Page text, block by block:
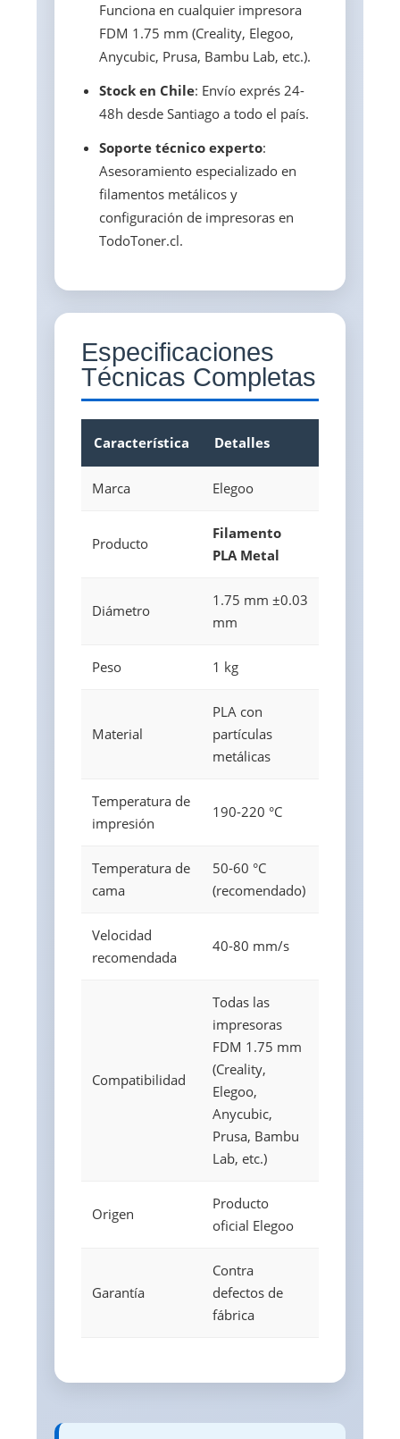
Funciona en cualquier impresora
FDM 1.75 mm (Creality, Elegoo,
Anycubic, Prusa, Bambu Lab, etc.).
Stock en Chile: Envío exprés 24-
48h desde Santiago a todo el país.
Soporte técnico experto:
Asesoramiento especializado en
filamentos metálicos y
configuración de impresoras en
TodoToner.cl.
Especificaciones
Técnicas Completas
Característica Detalles
Marca Elegoo
Producto
Filamento
PLA Metal
Diámetro
1.75 mm ±0.03
mm
Peso 1 kg
Material
PLA con
partículas
metálicas
Temperatura de
impresión
190-220 °C
Temperatura de
cama
50-60 °C
(recomendado)
Velocidad
recomendada
40-80 mm/s
Compatibilidad
Todas las
impresoras
FDM 1.75 mm
(Creality,
Elegoo,
Anycubic,
Prusa, Bambu
Lab, etc.)
Origen
Producto
oficial Elegoo
Garantía
Contra
defectos de
fábrica